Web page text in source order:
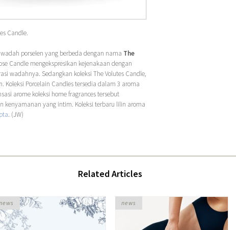
Candle.
porselen yang berbeda dengan nama The
Candle mengekspresikan kejenakaan dengan
wadahnya. Sedangkan koleksi The Volutes Candle,
Porcelain Candles tersedia dalam 3 aroma
arome koleksi home fragrances tersebut
yang intim. Koleksi terbaru lilin aroma
. (JW)
Related Articles
news